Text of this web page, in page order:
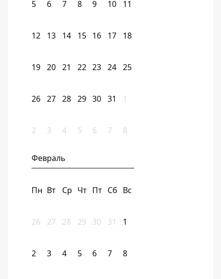
5 6 7 8 9 10 11
12 13 14 15 16 17 18
19 20 21 22 23 24 25
26 27 28 29 30 31 1
2 3 4 5 6 7 8
Февраль
Пн Вт Ср Чт Пт Сб Вс
26 27 28 29 30 31 1
2 3 4 5 6 7 8